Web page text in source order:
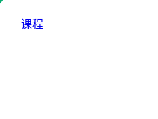
课程